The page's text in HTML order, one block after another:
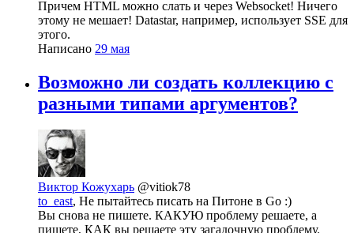
Причем HTML можно слать и через Websocket! Ничего
этому не мешает! Datastar, например, использует SSE для
этого.
Написано 29 мая
Возможно ли создать коллекцию с
разными типами аргументов?
Виктор Кожухарь @vitiok78
to_east, Не пытайтесь писать на Питоне в Go :)
Вы снова не пишете. КАКУЮ проблему решаете, а
пишете, КАК вы решаете эту загадочную проблему.